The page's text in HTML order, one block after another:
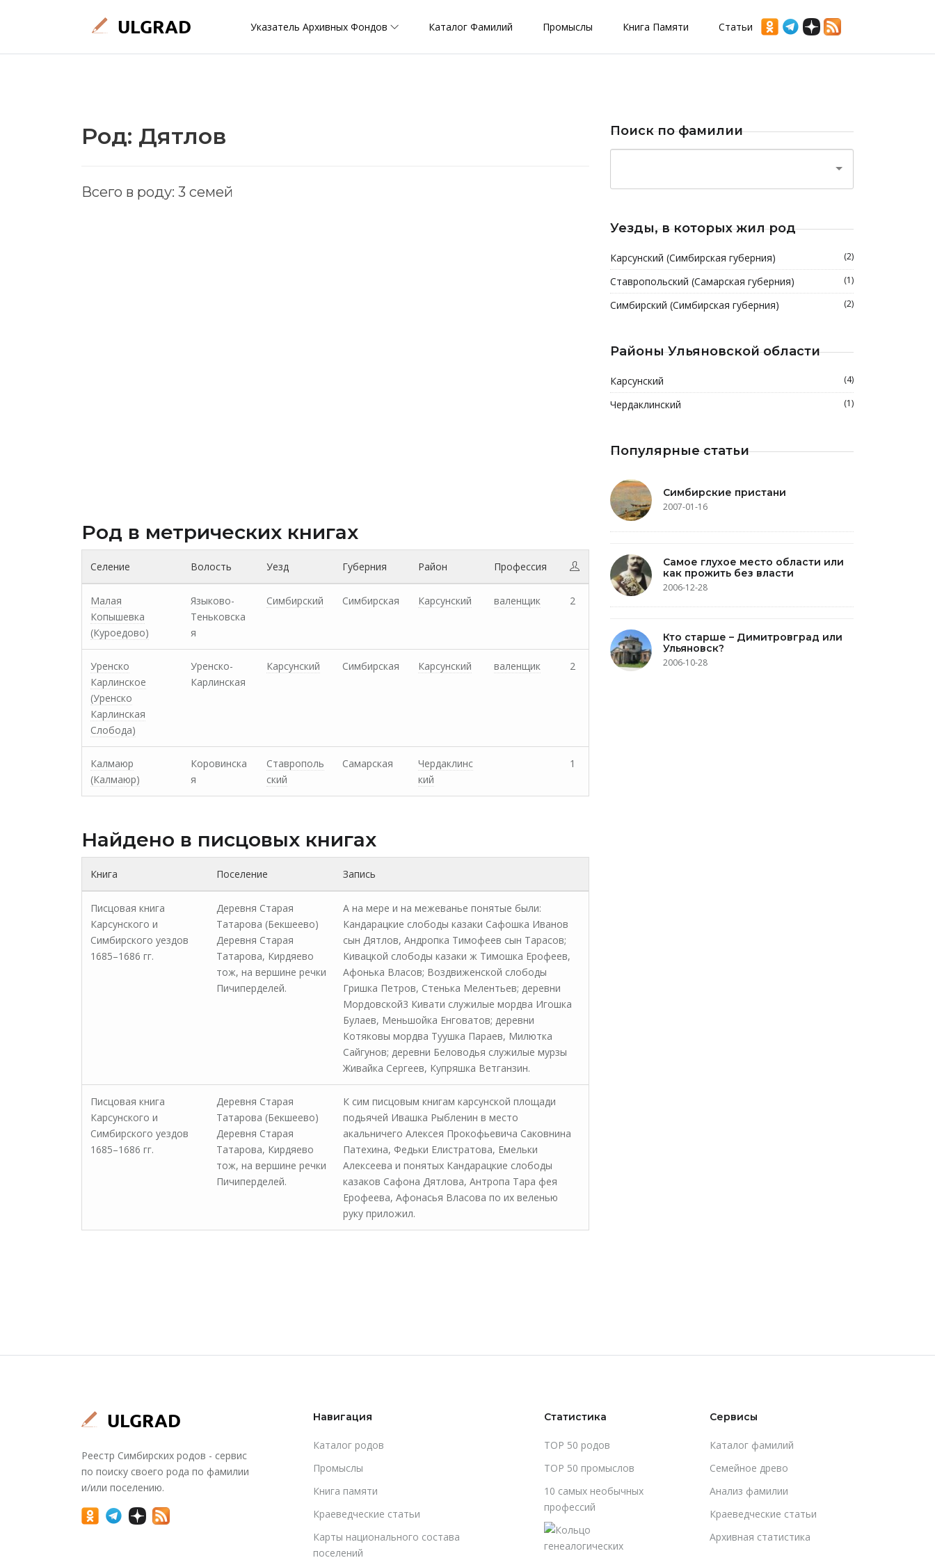
Указатель Архивных Фондов Каталог Фамилий Промыслы Книга Памяти Статьи
Род: Дятлов
Всего в роду: 3 семей
Род в метрических книгах
Селение Волость Уезд Губерния Район Профессия
Малая
Копышевка
(Куроедово)
Языково-
Теньковска
я
Симбирский Симбирская Карсунский валенщик 2
Уренско
Карлинское
(Уренско
Карлинская
Слобода)
Уренско-
Карлинская
Карсунский Симбирская Карсунский валенщик 2
Калмаюр
(Калмаюр)
Коровинска
я
Ставрополь
ский
Самарская
Чердаклинс
кий
1
Найдено в писцовых книгах
Книга Поселение Запись
Писцовая книга
Карсунского и
Симбирского уездов
1685–1686 гг.
Деревня Старая
Татарова (Бекшеево)
Деревня Старая
Татарова, Кирдяево
тож, на вершине речки
Пичиперделей.
А на мере и на межеванье понятые были:
Кандарацкие слободы казаки Сафошка Иванов
сын Дятлов, Андропка Тимофеев сын Тарасов;
Кивацкой слободы казаки ж Тимошка Ерофеев,
Афонька Власов; Воздвиженской слободы
Гришка Петров, Стенька Мелентьев; деревни
Мордовской3 Кивати служилые мордва Игошка
Булаев, Меньшойка Енговатов; деревни
Котяковы мордва Туушка Параев, Милютка
Сайгунов; деревни Беловодья служилые мурзы
Живайка Сергеев, Купряшка Ветганзин.
Писцовая книга
Карсунского и
Симбирского уездов
1685–1686 гг.
Деревня Старая
Татарова (Бекшеево)
Деревня Старая
Татарова, Кирдяево
тож, на вершине речки
Пичиперделей.
К сим писцовым книгам карсунской площади
подьячей Иваш­ка Рыбленин в место
акальничего Алексея Прокофьевича Са­ковнина
Патехина, Федьки Елистратова, Емельки
Алексеева и понятых Кандарацкие слободы
казаков Сафона Дятлова, Антропа Тара фея
Ерофеева, Афонасья Власова по их веленью
руку приложил.
Поиск по фамилии
Уезды, в которых жил род
Карсунский (Симбирская губерния) (2)
Ставропольский (Самарская губерния) (1)
Симбирский (Симбирская губерния) (2)
Районы Ульяновской области
Карсунский (4)
Чердаклинский (1)
Популярные статьи
Симбирские пристани
2007-01-16
Самое глухое место области или
как прожить без власти
2006-12-28
Кто старше – Димитровград или
Ульяновск?
2006-10-28
Реестр Симбирских родов - сервис
по поиску своего рода по фамилии
и/или поселению.
Навигация
Каталог родов
Промыслы
Книга памяти
Краеведческие статьи
Карты национального состава
поселений
Статистика
TOP 50 родов
TOP 50 промыслов
10 самых необычных
профессий
Сервисы
Каталог фамилий
Cемейное древо
Анализ фамилии
Краеведческие статьи
Архивная статистика